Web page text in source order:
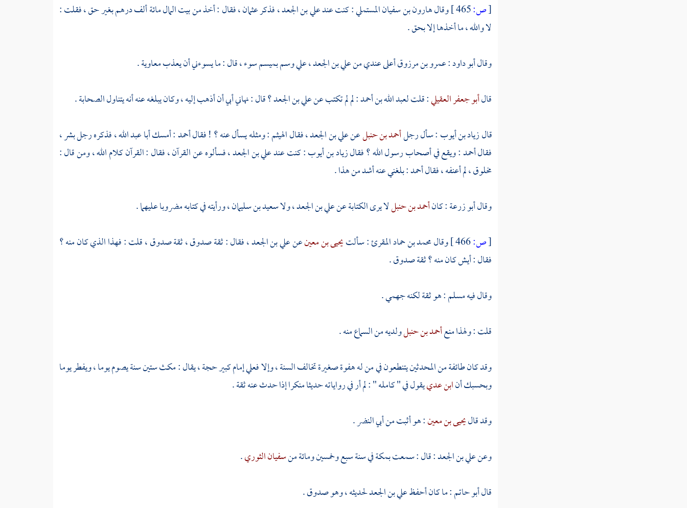
[ص: وقالهارون بن سفيان المستملي: كنت عندعلي بن الجعد، فذكرعثمان، فقال : أخذ من بيت المال مائة ألف درهم بغير حق ، فقلت :
لا والله ، ما أخذها إلا بحق .
وقالأبو داود:عمرو بن مرزوقأعلى عندي منعلي بن الجعد،عليوسم بميسم سوء ، قال : ما يسوءني أن يعذبمعاوية.
قالأبو جعفر العقيلي: قلتلعبد الله بن أحمد: لم لم تكتب عنعلي بن الجعد؟ قال : نهاني أبي أن أذهب إليه ، وكان يبلغه عنه أنه يتناول الصحابة .
قالزياد بن أيوب: سأل رجلأحمد بن حنبلعنعلي بن الجعد، فقالالهيثم: ومثله يسأل عنه ؟ ! فقالأحمد: أمسكأبا عبد الله، فذكره رجل بشر ،
فقالأحمد: ويقع في أصحاب رسول الله ؟ فقالزياد بن أيوب: كنت عندعلي بن الجعد، فسألوه عن القرآن ، فقال : القرآن كلام الله ، ومن قال :
مخلوق ، لم أعنفه ، فقالأحمد: بلغني عنه أشد من هذا .
وقالأبو زرعة: كانأحمد بن حنبللا يرى الكتابة عنعلي بن الجعد، ولاسعيد بن سليمان، ورأيته في كتابه مضروبا عليهما .
[ص: وقالمحمد بن حماد المقرئ: سألتيحيى بن معينعنعلي بن الجعد، فقال : ثقة صدوق ، ثقة صدوق ، قلت : فهذا الذي كان منه ؟
فقال : أيش كان منه ؟ ثقة صدوق .
وقال فيهمسلم: هو ثقة لكنه جهمي .
قلت : ولهذا منعأحمد بن حنبلولديه من السماع منه .
وقد كان طائفة من المحدثين يتنطعون في من له هفوة صغيرة تخالف السنة ، وإلا فعلي إمام كبير حجة ، يقال : مكث ستين سنة يصوم يوما ، ويفطر يوما
وبحسبك أنابن عدييقول في " كامله " : لم أر في رواياته حديثا منكرا إذا حدث عنه ثقة .
وقد قاليحيى بن معين: هو أثبت منأبي النضر.
وعنعلي بن الجعد: قال : سمعتبمكةفي سنة سبع وخمسين ومائة منسفيان الثوري.
قالأبو حاتم: ما كان أحفظعلي بن الجعدلحديثه ، وهو صدوق .